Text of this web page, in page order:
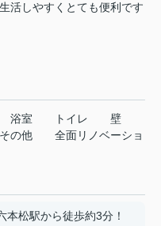
活しやすくとても便利です
浴室 トイレ
壁
その他
全面リノベーショ
松駅から徒歩約3分！